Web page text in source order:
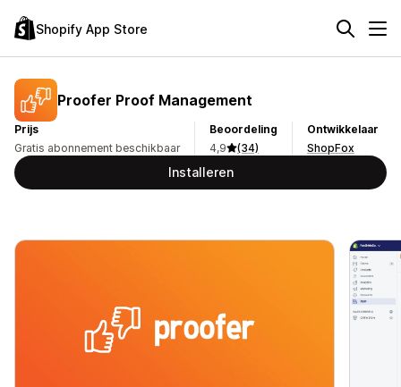
Shopify App Store
Proofer Proof Management
Prijs
Gratis abonnement beschikbaar
Beoordeling
4,9
(34)
Ontwikkelaar
ShopFox
Installeren